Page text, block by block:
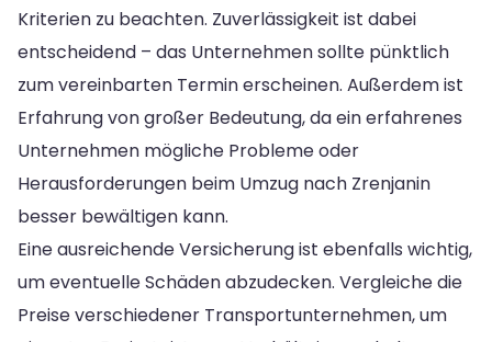
Kriterien zu beachten. Zuverlässigkeit ist dabei
entscheidend – das Unternehmen sollte pünktlich
zum vereinbarten Termin erscheinen. Außerdem ist
Erfahrung von großer Bedeutung, da ein erfahrenes
Unternehmen mögliche Probleme oder
Herausforderungen beim Umzug nach Zrenjanin
besser bewältigen kann.
Eine ausreichende Versicherung ist ebenfalls wichtig,
um eventuelle Schäden abzudecken. Vergleiche die
Preise verschiedener Transportunternehmen, um